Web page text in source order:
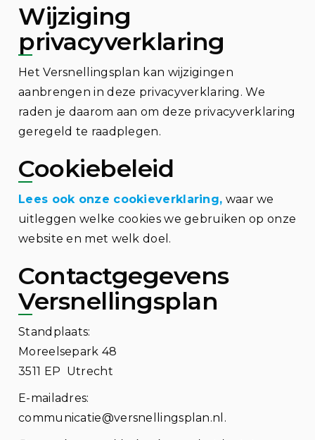
Wijziging
privacyverklaring
Het Versnellingsplan kan wijzigingen
aanbrengen in deze privacyverklaring. We
raden je daarom aan om deze privacyverklaring
geregeld te raadplegen.
Cookiebeleid
Lees ook onze cookieverklaring, waar we
uitleggen welke cookies we gebruiken op onze
website en met welk doel.
Contactgegevens
Versnellingsplan
Standplaats:
Moreelsepark 48
3511 EP Utrecht
E-mailadres:
communicatie@versnellingsplan.nl.